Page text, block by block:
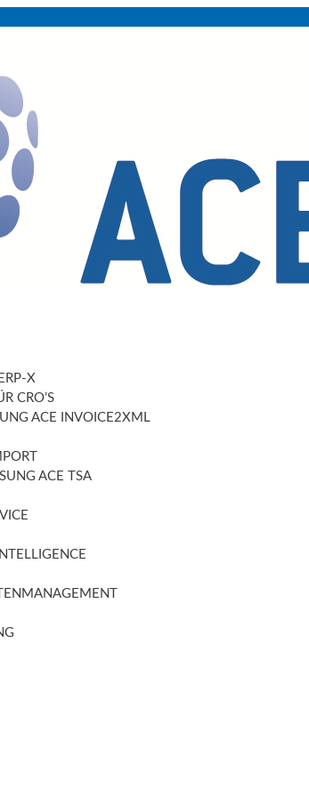
X
CRO’S
ACE INVOICE2XML
ACE TSA